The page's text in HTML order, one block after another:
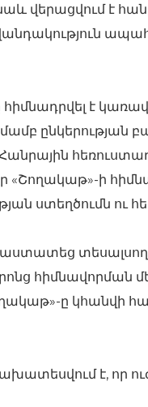
վերացվում է
է
ընկերության
ի
ստեղծումն ու
հիմնավորման
ը կհանվի
է, որ